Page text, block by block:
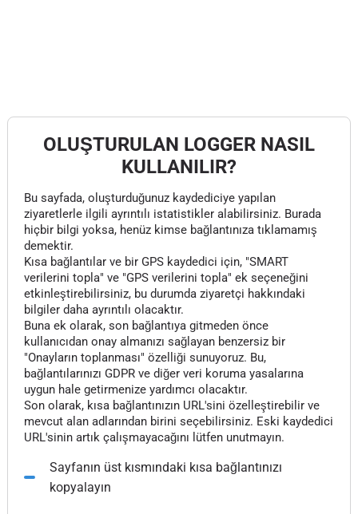
OLUŞTURULAN LOGGER NASIL
KULLANILIR?
Bu sayfada, oluşturduğunuz kaydediciye yapılan
ziyaretlerle ilgili ayrıntılı istatistikler alabilirsiniz. Burada
hiçbir bilgi yoksa, henüz kimse bağlantınıza tıklamamış
demektir.
Kısa bağlantılar ve bir GPS kaydedici için, "SMART
verilerini topla" ve "GPS verilerini topla" ek seçeneğini
etkinleştirebilirsiniz, bu durumda ziyaretçi hakkındaki
bilgiler daha ayrıntılı olacaktır.
Buna ek olarak, son bağlantıya gitmeden önce
kullanıcıdan onay almanızı sağlayan benzersiz bir
"Onayların toplanması" özelliği sunuyoruz. Bu,
bağlantılarınızı GDPR ve diğer veri koruma yasalarına
uygun hale getirmenize yardımcı olacaktır.
Son olarak, kısa bağlantınızın URL'sini özelleştirebilir ve
mevcut alan adlarından birini seçebilirsiniz. Eski kaydedici
URL'sinin artık çalışmayacağını lütfen unutmayın.
Sayfanın üst kısmındaki kısa bağlantınızı
kopyalayın